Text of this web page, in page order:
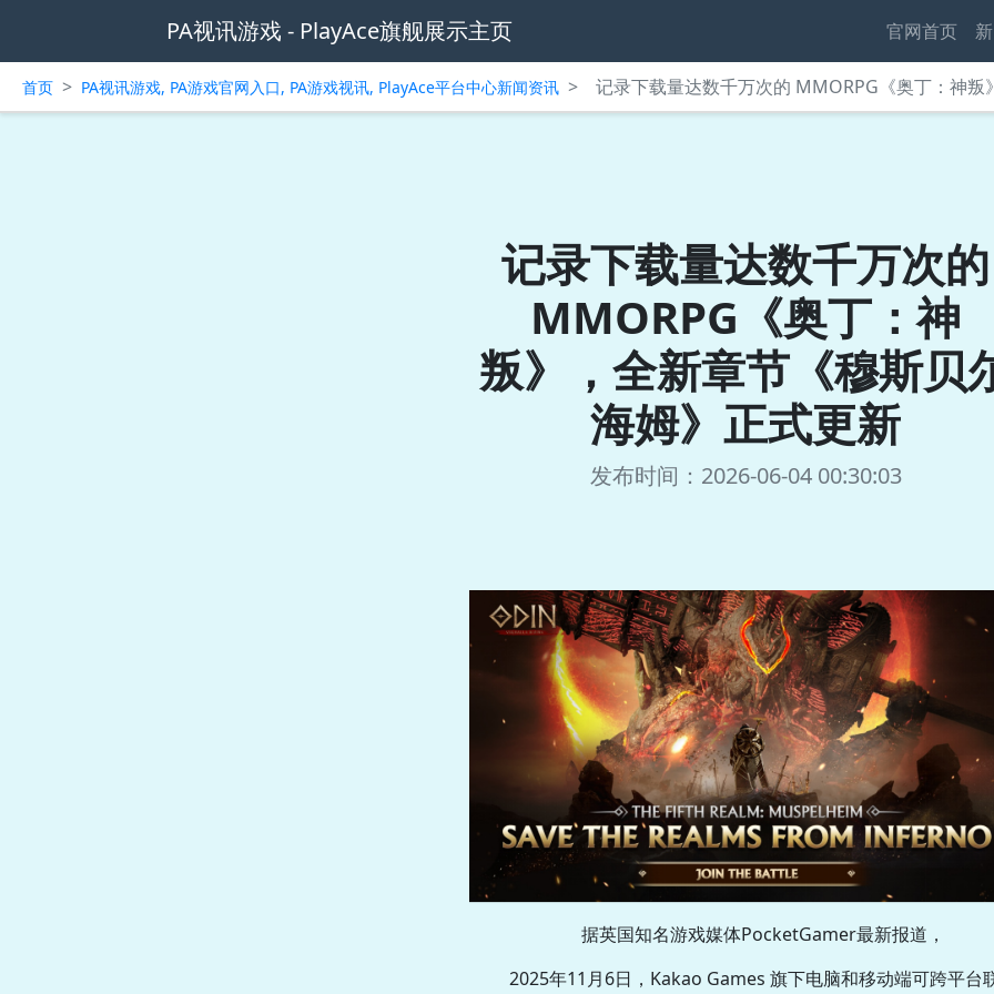
PA视讯游戏 - PlayAce旗舰展示主页 官网首页
首页 > PA视讯游戏, PA游戏官网入口, PA游戏视讯, PlayAce平台中心新闻资讯 > 记录下载量达数千万次的 MMORPG《奥丁：神
记录下载量达数千万次的
MMORPG《奥丁：神
叛》，全新章节《穆斯贝
海姆》正式更新
发布时间：2026-06-04 00:30:03
据英国知名游戏媒体PocketGamer最新报道，
2025年11月6日，Kakao Games 旗下电脑和移动端可跨平台